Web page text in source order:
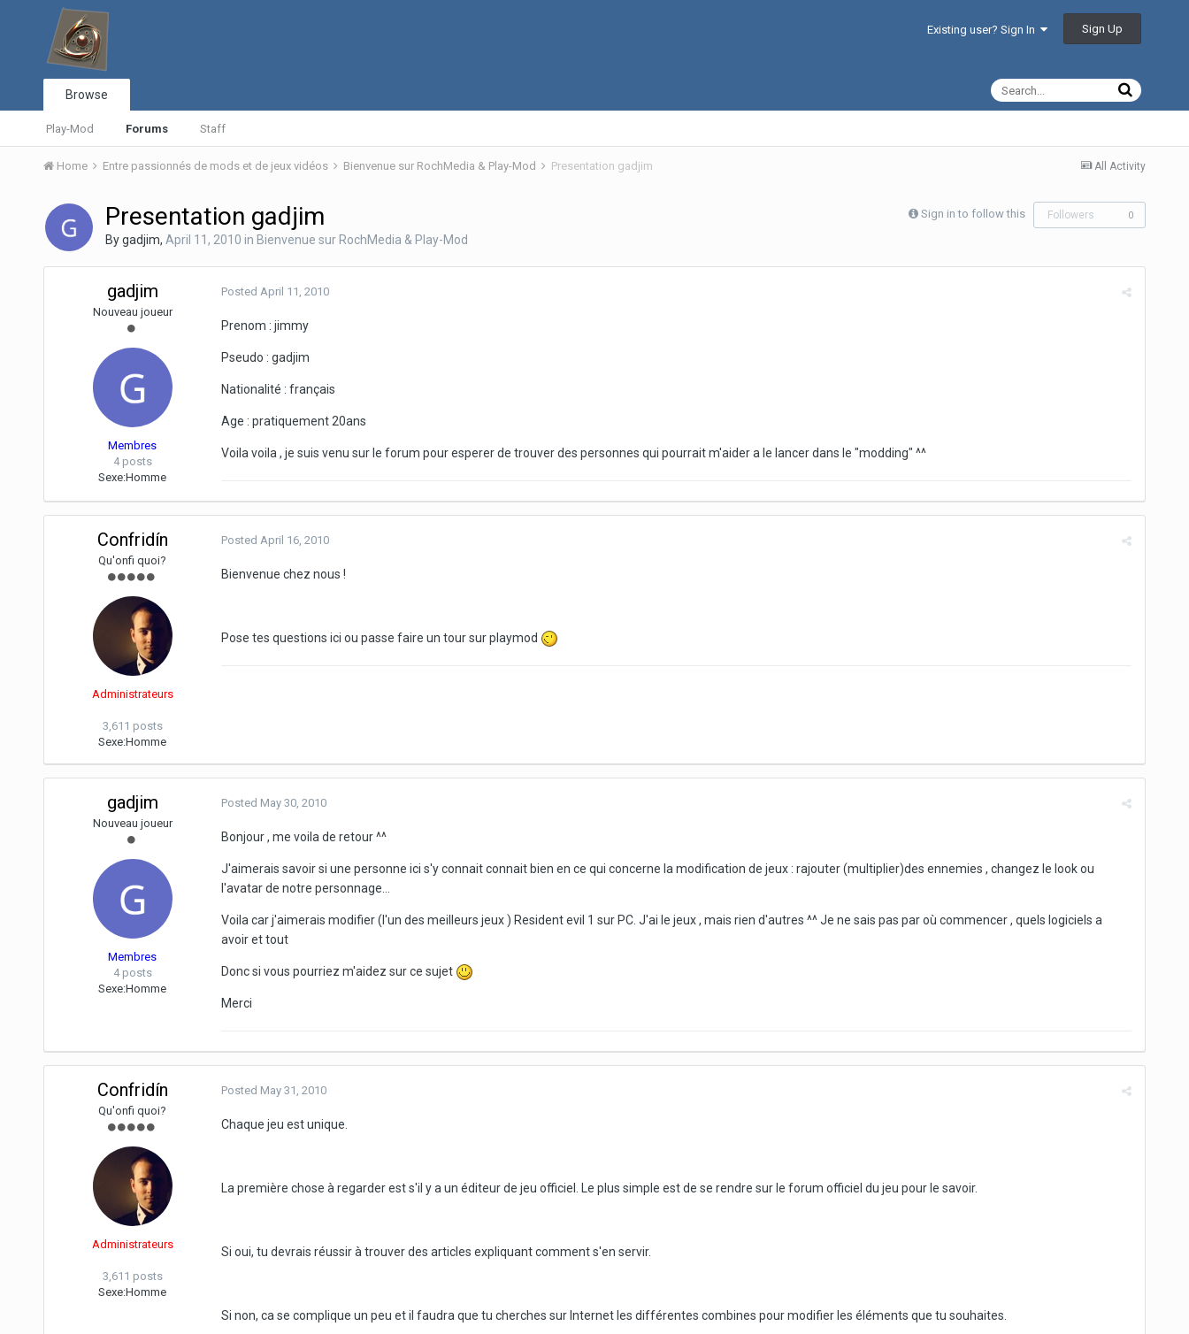
Existing user? Sign In Sign Up
Browse
Play-Mod Forums Staff
All Activity
Home Entre passionnés de mods et de jeux vidéos Bienvenue sur RochMedia & Play-Mod Presentation gadjim
Sign in to follow this Followers 0
Presentation gadjim
Bygadjim, April 11, 2010 in Bienvenue sur RochMedia & Play-Mod
gadjim
Nouveau joueur
Membres
4 posts
Sexe:Homme
Posted April 11, 2010
Prenom : jimmy
Pseudo : gadjim
Nationalité : français
Age : pratiquement 20ans
Voila voila , je suis venu sur le forum pour esperer de trouver des personnes qui pourrait m'aider a le lancer dans le "modding" ^^
Confridín
Qu'onfi quoi?
Administrateurs
3,611 posts
Sexe:Homme
Posted April 16, 2010
Bienvenue chez nous !
Pose tes questions ici ou passe faire un tour sur playmod
gadjim
Nouveau joueur
Membres
4 posts
Sexe:Homme
Posted May 30, 2010
Bonjour , me voila de retour ^^
J'aimerais savoir si une personne ici s'y connait connait bien en ce qui concerne la modification de jeux : rajouter (multiplier)des ennemies , changez le look ou
l'avatar de notre personnage...
Voila car j'aimerais modifier (l'un des meilleurs jeux ) Resident evil 1 sur PC. J'ai le jeux , mais rien d'autres ^^ Je ne sais pas par où commencer , quels logiciels a
avoir et tout
Donc si vous pourriez m'aidez sur ce sujet
Merci
Confridín
Qu'onfi quoi?
Administrateurs
3,611 posts
Sexe:Homme
Posted May 31, 2010
Chaque jeu est unique.
La première chose à regarder est s'il y a un éditeur de jeu officiel. Le plus simple est de se rendre sur le forum officiel du jeu pour le savoir.
Si oui, tu devrais réussir à trouver des articles expliquant comment s'en servir.
Si non, ca se complique un peu et il faudra que tu cherches sur Internet les différentes combines pour modifier les éléments que tu souhaites.